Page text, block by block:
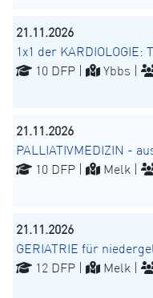
21.11.2026
1x1 der KARDIOLOGIE:
10 DFP |
Ybbs |
21.11.2026
PALLIATIVMEDIZIN -
10 DFP |
Melk |
21.11.2026
GERIATRIE für
12 DFP |
Melk |